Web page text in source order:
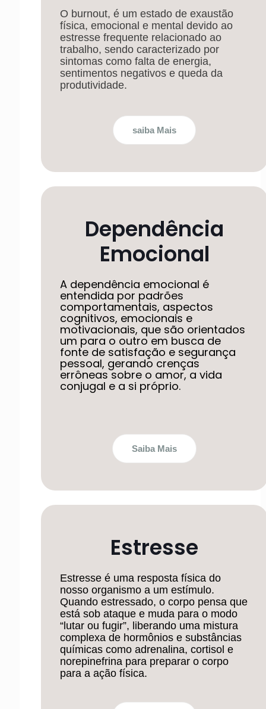
O burnout, é um estado de exaustão
física, emocional e mental devido ao
estresse frequente relacionado ao
trabalho, sendo caracterizado por
sintomas como falta de energia,
sentimentos negativos e queda da
produtividade.
saiba Mais
Dependência
Emocional
A dependência emocional é
entendida por padrões
comportamentais, aspectos
cognitivos, emocionais e
motivacionais, que são orientados
um para o outro em busca de
fonte de satisfação e segurança
pessoal, gerando crenças
errôneas sobre o amor, a vida
conjugal e a si próprio.
Saiba Mais
Estresse
Estresse é uma resposta física do
nosso organismo a um estímulo.
Quando estressado, o corpo pensa que
está sob ataque e muda para o modo
“lutar ou fugir”, liberando uma mistura
complexa de hormônios e substâncias
químicas como adrenalina, cortisol e
norepinefrina para preparar o corpo
para a ação física.